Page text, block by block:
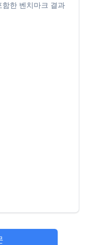
한 벤치마크 결과